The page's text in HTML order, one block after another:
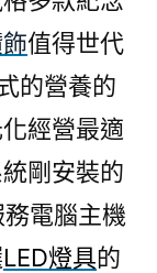
值得世代
的營養的
經營最適
剛安裝的
電腦主機
LED燈具的